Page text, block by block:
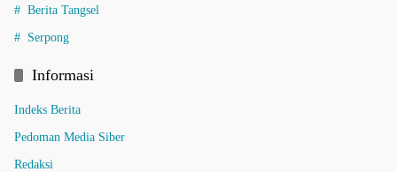
Berita Tangsel
Serpong
Informasi
Indeks Berita
Pedoman Media Siber
Redaksi